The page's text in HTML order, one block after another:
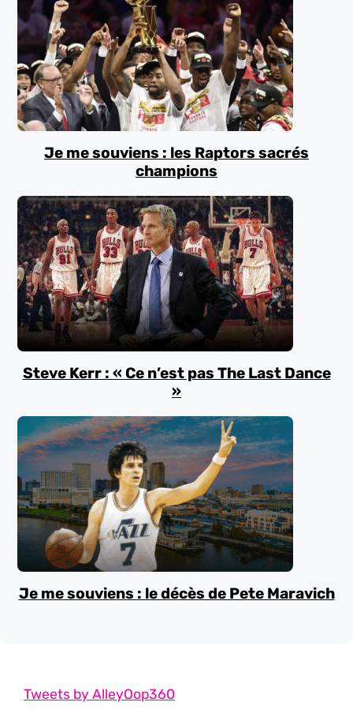
Je me souviens : les Raptors sacrés
champions
Steve Kerr : « Ce n’est pas The Last Dance
»
Je me souviens : le décès de Pete Maravich
Tweets by AlleyOop360